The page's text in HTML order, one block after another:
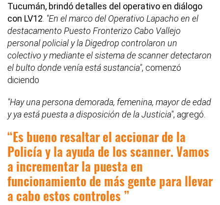
Tucumán, brindó detalles del operativo en diálogo
con LV12 "En el marco del Operativo Lapacho en el
destacamento Puesto Fronterizo Cabo Vallejo
personal policial y la Digedrop controlaron un
colectivo y mediante el sistema de scanner detectaron
el bulto donde venía está sustancia", comenzó
diciendo
"Hay una persona demorada, femenina, mayor de edad
y ya está puesta a disposición de la Justicia", agregó.
Es bueno resaltar el accionar de la
Policía y la ayuda de los scanner. Vamos
a incrementar la puesta en
funcionamiento de más gente para llevar
a cabo estos controles